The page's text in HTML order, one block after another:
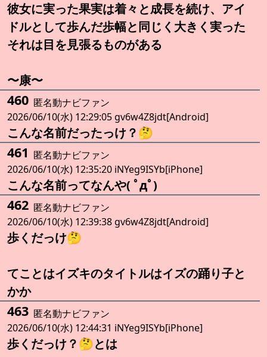
彼女に実った果実は着々と成長を続け、アイ
ドルとして歩んだ歩幅と同じく大きく実った
それは目を見張るものがある
〜康〜
460 匿名動ナビファン
2026/06/10(水) 12:29:05 gv6w4Z8jdt[Android]
こんな名前だったっけ？🤔
461 匿名動ナビファン
2026/06/10(水) 12:35:20 iNYeg9ISYb[iPhone]
こんな名前ってなんや( ﾟдﾟ)
462 匿名動ナビファン
2026/06/10(水) 12:39:38 gv6w4Z8jdt[Android]
歩くだっけ🤔
てことはイズキのタイトルはイズの踊り子と
かか
463 匿名動ナビファン
2026/06/10(水) 12:44:31 iNYeg9ISYb[iPhone]
歩くだっけ？🤔とは